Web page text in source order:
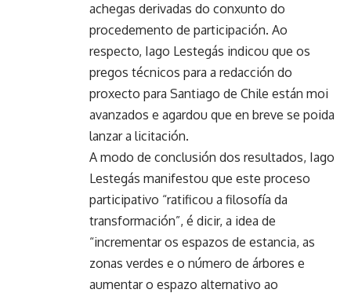
achegas derivadas do conxunto do
procedemento de participación. Ao
respecto, Iago Lestegás indicou que os
pregos técnicos para a redacción do
proxecto para Santiago de Chile están moi
avanzados e agardou que en breve se poida
lanzar a licitación.
A modo de conclusión dos resultados, Iago
Lestegás manifestou que este proceso
participativo “ratificou a filosofía da
transformación”, é dicir, a idea de
“incrementar os espazos de estancia, as
zonas verdes e o número de árbores e
aumentar o espazo alternativo ao